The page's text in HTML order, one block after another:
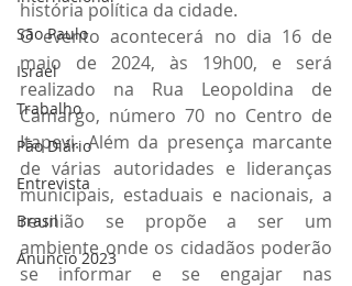
São Paulo
Israel
Trabalho
Pão Diário
Entrevista
Brasil
Anuncio 2023
história política da cidade.
O evento acontecerá no dia 16 de
maio de 2024, às 19h00, e será
realizado na Rua Leopoldina de
Camargo, número 70 no Centro de
Itapevi. Além da presença marcante
de várias autoridades e lideranças
municipais, estaduais e nacionais, a
reunião se propõe a ser um
ambiente onde os cidadãos poderão
se informar e se engajar nas